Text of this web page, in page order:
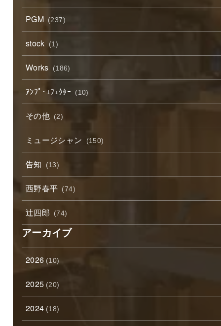
PGM (237)
stock (1)
Works (186)
ｱﾝﾌﾟ･ｴﾌｪｸﾀｰ (10)
その他 (2)
ミュージシャン (150)
告知 (13)
西野春平 (74)
辻四郎 (74)
アーカイブ
2026 (10)
2025 (20)
2024 (18)